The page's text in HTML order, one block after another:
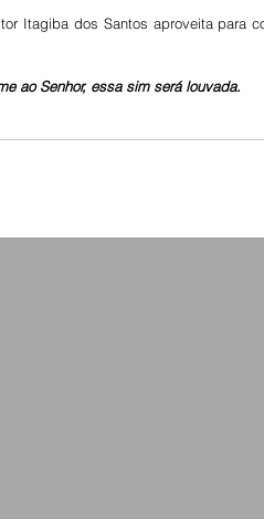
Itagiba dos Santos aproveita para
ao Senhor, essa sim será louvada.